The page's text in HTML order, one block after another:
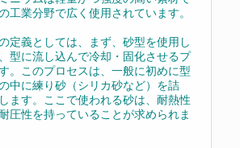
工業分野で広く使用されています。
定義としては、まず、砂型を使用し
型に流し込んで冷却・固化させるプ
。このプロセスは、一般に初めに型
中に練り砂（シリカ砂など）を詰
ます。ここで使われる砂は、耐熱性
圧性を持っていることが求められま